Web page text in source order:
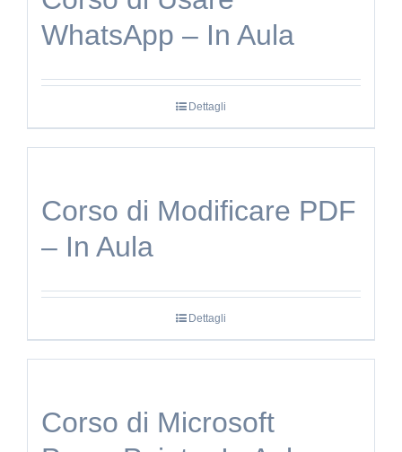
WhatsApp – In Aula
Dettagli
Corso di Modificare PDF
– In Aula
Dettagli
Corso di Microsoft